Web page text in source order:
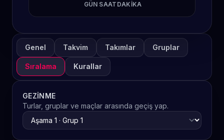
GÜN SAAT DAKIKA
Genel Takvim Takımlar Gruplar
Sıralama Kurallar
GEZINME
Turlar, gruplar ve maçlar arasında geçiş yap.